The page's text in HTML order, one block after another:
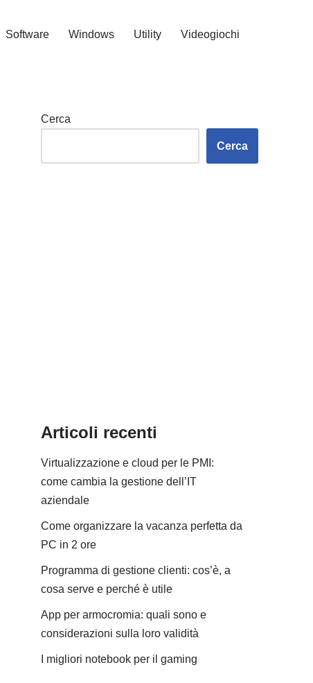
Software Windows Utility Videogiochi
Cerca
Cerca
Articoli recenti
Virtualizzazione e cloud per le PMI:
come cambia la gestione dell’IT
aziendale
Come organizzare la vacanza perfetta da
PC in 2 ore
Programma di gestione clienti: cos’è, a
cosa serve e perché è utile
App per armocromia: quali sono e
considerazioni sulla loro validità
I migliori notebook per il gaming